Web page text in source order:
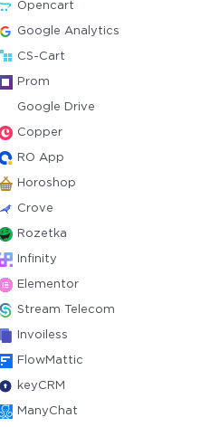
Opencart
Google Analytics
CS-Cart
Prom
Google Drive
Copper
RO App
Horoshop
Crove
Rozetka
Infinity
Elementor
Stream Telecom
Invoiless
FlowMattic
keyCRM
ManyChat